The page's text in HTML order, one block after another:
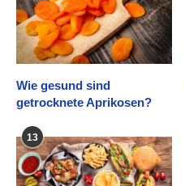
Wie gesund sind
getrocknete Aprikosen?
13